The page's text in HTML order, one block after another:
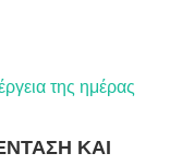
ΚΑΙ